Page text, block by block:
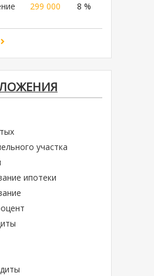
299 000 8 %
участка
ипотеки